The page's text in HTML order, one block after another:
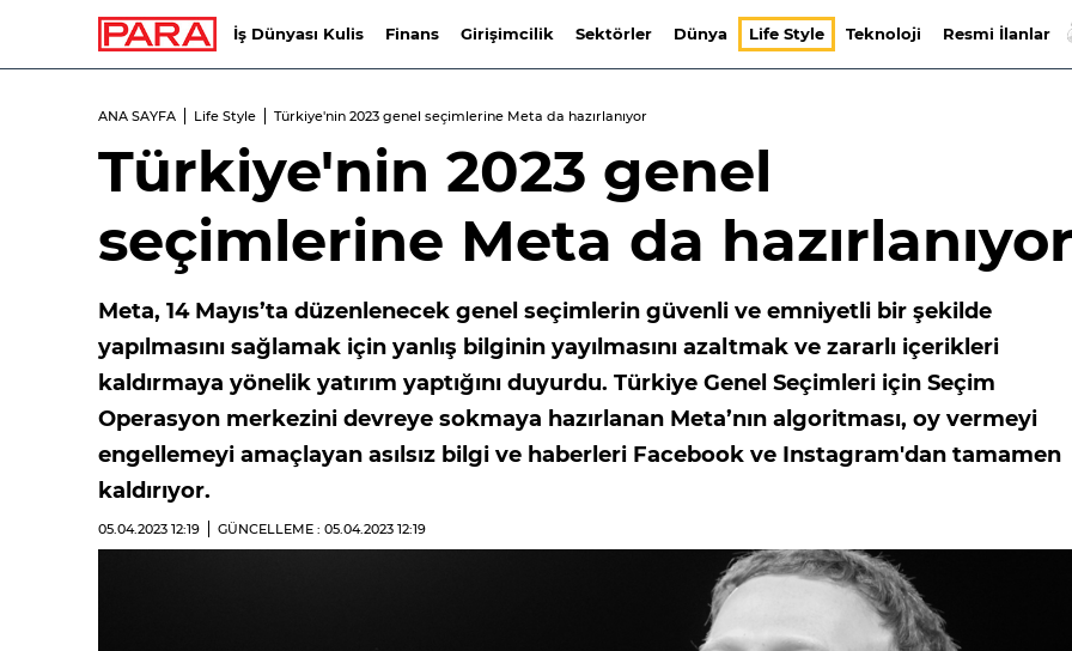
İş Dünyası Kulis Finans Girişimcilik Sektörler Dünya Life Style Teknoloji Resmi İlanlar
ANA SAYFA Life Style Türkiye'nin 2023 genel seçimlerine Meta da hazırlanıyor
Türkiye'nin 2023 genel
seçimlerine Meta da
Meta, 14 Mayıs’ta düzenlenecek genel seçimlerin güvenli ve emniyetli bir şekilde
yapılmasını sağlamak için yanlış bilginin yayılmasını azaltmak ve zararlı içerikleri
kaldırmaya yönelik yatırım yaptığını duyurdu. Türkiye Genel Seçimleri için Seçim
Operasyon merkezini devreye sokmaya hazırlanan Meta’nın algoritması, oy vermeyi
engellemeyi amaçlayan asılsız bilgi ve haberleri Facebook ve Instagram'dan tamamen
kaldırıyor.
05.04.2023 12:19 GÜNCELLEME : 05.04.2023 12:19